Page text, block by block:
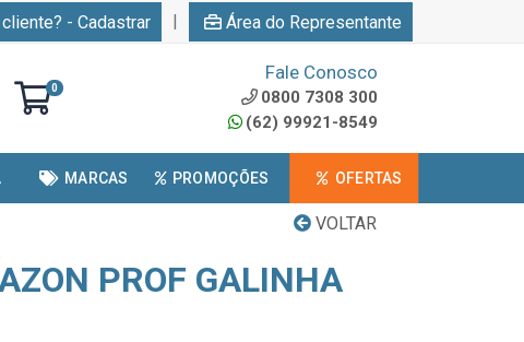
- Cadastrar | Área do Representante
0
Fale Conosco
0800 7308 300
(62) 99921-8549
MARCAS PROMOÇÕES OFERTAS
VOLTAR
PROF GALINHA